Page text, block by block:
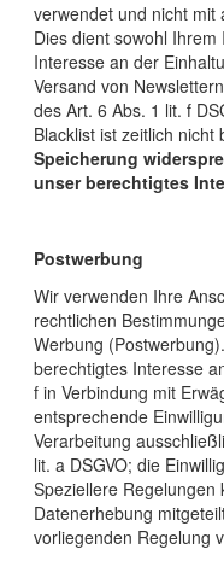
verwendet und nicht mit
Dies dient sowohl
Interesse an der
Versand von
des Art. 6 Abs. 1 lit. f
Blacklist ist zeitlich nicht
Speicherung
unser berechtigtes
Postwerbung
Wir verwenden Ihre
rechtlichen
Werbung
berechtigtes Interesse
f in Verbindung mit
entsprechende
Verarbeitung
lit. a DSGVO; die
Speziellere
Datenerhebung
vorliegenden Regelung